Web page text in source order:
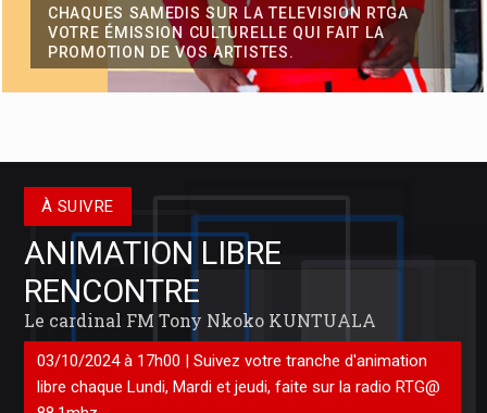
Réforme du système bancaire Congolais : KASANDA
KATUALA Olivier, un parlementaire visionnaire
à un renouveau économique et à une modernisation de son
système bancaire, il est essentiel de saluer l’initiative courageuse
de
CHAQUES SAMEDIS SUR LA TELEVISION RTGA
VOTRE ÉMISSION CULTURELLE QUI FAIT LA
PROMOTION DE VOS ARTISTES.
À SUIVRE
ANIMATION LIBRE
RENCONTRE
Le cardinal FM Tony Nkoko KUNTUALA
03/10/2024 à 17h00 | Suivez votre tranche d'animation
libre chaque Lundi, Mardi et jeudi, faite sur la radio RTG@